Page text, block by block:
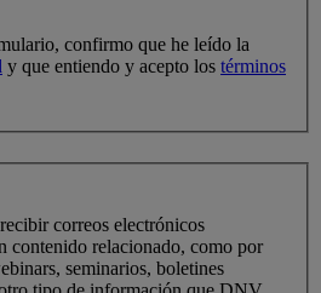
confirmo que he leído la
y que entiendo y acepto los términos
correos electrónicos
relacionado, como por
seminarios, boletines